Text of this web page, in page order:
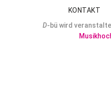
KONTAKT
D-bü wird